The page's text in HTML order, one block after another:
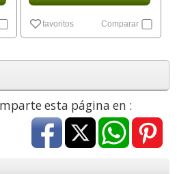
favoritos Comparar
esta página en :